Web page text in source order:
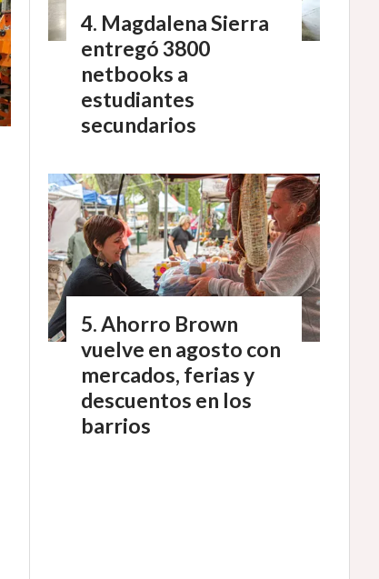
Magdalena Sierra
entregó 3800
netbooks a
estudiantes
secundarios
Ahorro Brown
vuelve en agosto con
mercados, ferias y
descuentos en los
barrios